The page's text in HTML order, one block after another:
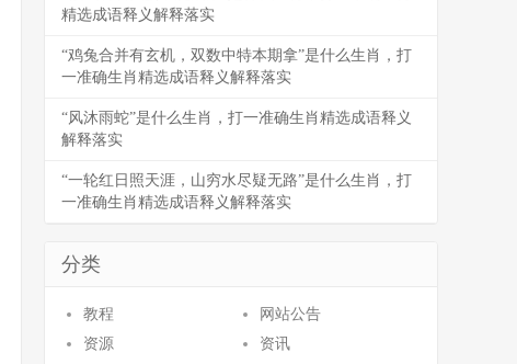
精选成语释义解释落实
“鸡兔合并有玄机，双数中特本期拿”是什么生肖，打
一准确生肖精选成语释义解释落实
“风沐雨蛇”是什么生肖，打一准确生肖精选成语释义
解释落实
“一轮红日照天涯，山穷水尽疑无路”是什么生肖，打
一准确生肖精选成语释义解释落实
分类
教程
网站公告
资源
资讯